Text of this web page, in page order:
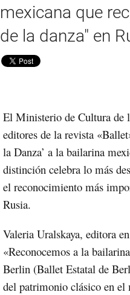
mexicana que
de la danza" en
El Ministerio de Cultura de
editores de la revista
la Danza’ a la bailarina
distinción celebra lo más
el reconocimiento más
Rusia.
Valeria Uralskaya, editora
«Reconocemos a la
Berlin (Ballet Estatal de
del patrimonio clásico en el